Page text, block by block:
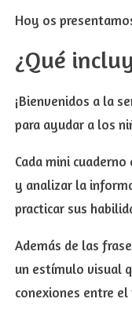
Hoy os
¿Qué
¡Bienvenidos a la
para ayudar a los
Cada mini
y analizar la
practicar sus
Además de las
un estímulo visual
conexiones entre